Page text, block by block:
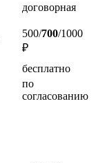
договорная
500/700/1000
₽
бесплатно
по
согласованию